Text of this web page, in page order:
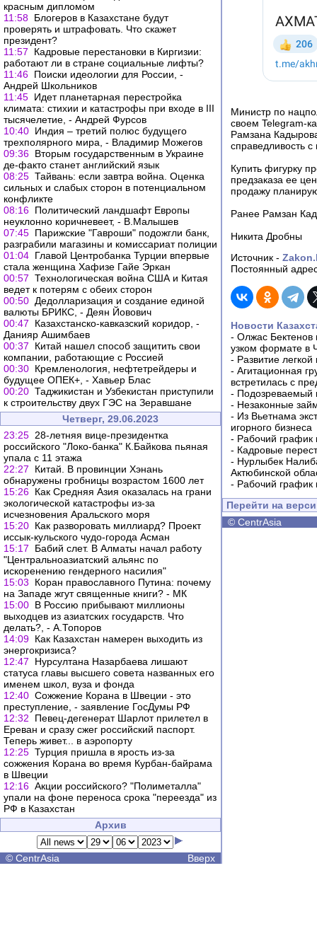
красным дипломом
11:58 Блогеров в Казахстане будут
проверять и штрафовать. Что скажет
президент?
11:57
Кадровые перестановки в Киргизии:
работают ли в стране социальные лифты?
11:46 Поиски идеологии для России, -
Андрей Школьников
11:45 Идет планетарная перестройка
климата: стихии и катастрофы при входе в III
тысячелетие, - Андрей Фурсов
10:40 Индия – третий полюс будущего
трехполярного мира, - Владимир Можегов
09:36 Вторым государственным в Украине
де-факто станет английский язык
08:25 Тайвань: если завтра война. Оценка
сильных и слабых сторон в потенциальном
конфликте
08:16 Политический ландшафт Европы
неуклонно коричневеет, - В.Малышев
07:45 Парижские "Гавроши" подожгли банк,
разграбили магазины и комиссариат полиции
01:04 Главой Центробанка Турции впервые
стала женщина Хафизе Гайе Эркан
00:57 Технологическая война США и Китая
ведет к потерям с обеих сторон
00:50 Дедолларизация и создание единой
валюты БРИКС, - Деян Йовович
00:47
Казахстанско-кавказский коридор, -
Данияр Ашимбаев
00:37
Китай нашел способ защитить свои
компании, работающие с Россией
00:30 Кремленология, нефтетрейдеры и
будущее ОПЕК+, - Хавьер Блас
00:20 Таджикистан и Узбекистан приступили
к строительству двух ГЭС на Зеравшане
Четверг, 29.06.2023
23:25 28-летняя вице-президентка
российского "Локо-банка" К.Байкова пьяная
упала с 11 этажа
22:27
Китай. В провинции Хэнань
обнаружены гробницы возрастом 1600 лет
15:26 Как Средняя Азия оказалась на грани
экологической катастрофы из-за
исчезновения Аральского моря
15:20 Как разворовать миллиард? Проект
иссык-кульского чудо-города Асман
15:17
Бабий слет. В Алматы начал работу
"Центральноазиатский альянс по
искоренению гендерного насилия"
15:03
Коран православного Путина: почему
на Западе жгут священные книги? - МК
15:00 В Россию прибывают миллионы
выходцев из азиатских государств. Что
делать?, - А.Топоров
14:09 Как Казахстан намерен выходить из
энергокризиса?
12:47
Нурсултана Назарбаева лишают
статуса главы высшего совета названных его
именем школ, вуза и фонда
12:40 Сожжение Корана в Швеции - это
преступление, - заявление ГосДумы РФ
12:32
Певец-дегенерат Шарлот прилетел в
Ереван и сразу сжег российский паспорт.
Теперь живет... в аэропорту
12:25 Турция пришла в ярость из-за
сожжения Корана во время Курбан-байрама
в Швеции
12:16 Акции российского? "Полиметалла"
упали на фоне переноса срока "переезда" из
РФ в Казахстан
Архив
© CentrAsia Вверх
Министр по
своем Telegram-
Рамзана
справедливость
Купить фигурку
предзаказа ее
продажу
Ранее Рамзан
Никита Дробны
Источник -
Постоянный
Новости
- Олжас Бектенов
узком формате в
- Развитие
- Агитационная
встретилась с
- Подозреваемый
- Незаконные
- Из Вьетнама
игорного бизнеса
- Рабочий график
- Кадровые
- Нурлыбек
Актюбинской
- Рабочий график
Перейти на
© CentrAsia